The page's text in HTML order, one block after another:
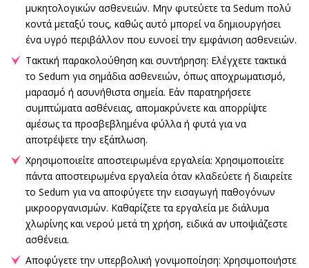
μυκητολογικών ασθενειών. Μην φυτεύετε τα Sedum πολύ
κοντά μεταξύ τους, καθώς αυτό μπορεί να δημιουργήσει
ένα υγρό περιβάλλον που ευνοεί την εμφάνιση ασθενειών.
Τακτική παρακολούθηση και συντήρηση: Ελέγχετε τακτικά
το Sedum για σημάδια ασθενειών, όπως αποχρωματισμό,
μαρασμό ή ασυνήθιστα σημεία. Εάν παρατηρήσετε
συμπτώματα ασθένειας, απομακρύνετε και απορρίψτε
αμέσως τα προσβεβλημένα φύλλα ή φυτά για να
αποτρέψετε την εξάπλωση.
Χρησιμοποιείτε αποστειρωμένα εργαλεία: Χρησιμοποιείτε
πάντα αποστειρωμένα εργαλεία όταν κλαδεύετε ή διαιρείτε
το Sedum για να αποφύγετε την εισαγωγή παθογόνων
μικροοργανισμών. Καθαρίζετε τα εργαλεία με διάλυμα
χλωρίνης και νερού μετά τη χρήση, ειδικά αν υποψιάζεστε
ασθένεια.
Αποφύγετε την υπερβολική γονιμοποίηση: Χρησιμοποιήστε